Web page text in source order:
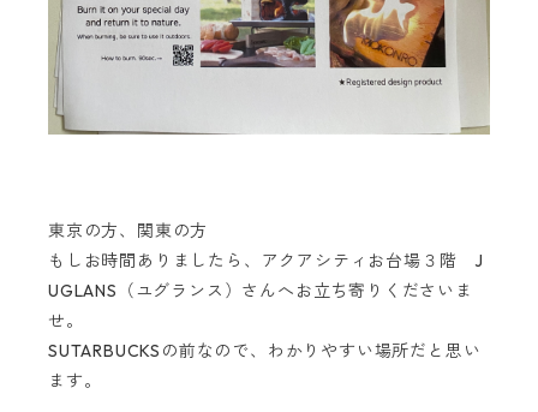
東京の方、関東の方
もしお時間ありましたら、アクアシティお台場３階 J
UGLANS（ユグランス）さんへお立ち寄りくださいま
せ。
SUTARBUCKSの前なので、わかりやすい場所だと思い
ます。